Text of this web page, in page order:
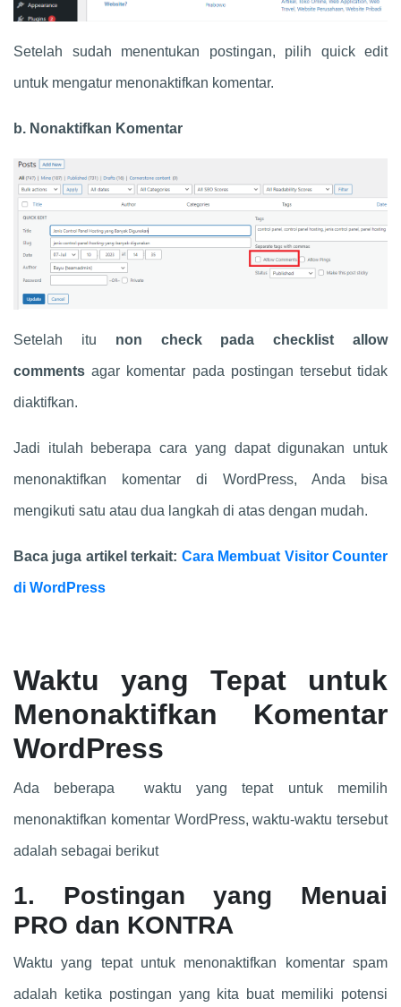
Setelah sudah menentukan postingan, pilih quick edit
untuk mengatur menonaktifkan komentar.
b. Nonaktifkan Komentar
Setelah itu non check pada checklist allow
comments agar komentar pada postingan tersebut tidak
diaktifkan.
Jadi itulah beberapa cara yang dapat digunakan untuk
menonaktifkan komentar di WordPress, Anda bisa
mengikuti satu atau dua langkah di atas dengan mudah.
Baca juga artikel terkait: Cara Membuat Visitor Counter
di WordPress
Waktu yang Tepat untuk
Menonaktifkan Komentar
WordPress
Ada beberapa waktu yang tepat untuk memilih
menonaktifkan komentar WordPress, waktu-waktu tersebut
adalah sebagai berikut
1. Postingan yang Menuai
PRO dan KONTRA
Waktu yang tepat untuk menonaktifkan komentar spam
adalah ketika postingan yang kita buat memiliki potensi